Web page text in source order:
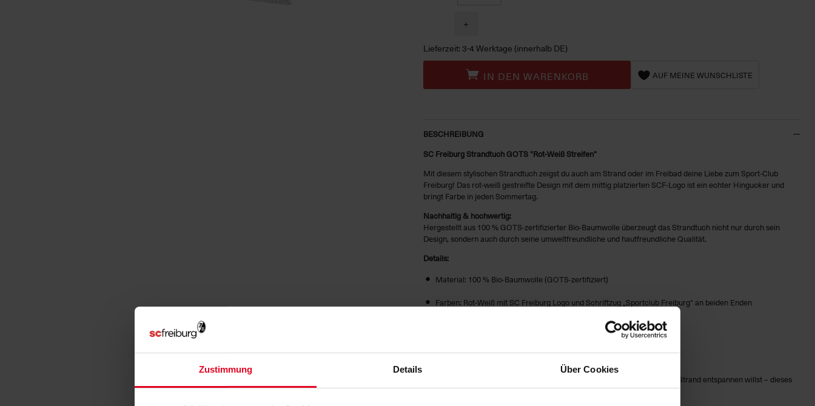
Zustimmung Details Über Cookies
+
Lieferzeit: 3-4 Werktage (innerhalb DE)
IN DEN WARENKORB AUF MEINE WUNSCHLISTE
BESCHREIBUNG
SC Freiburg Strandtuch GOTS "Rot-Weiß Streifen"
Mit diesem stylischen Strandtuch zeigst du auch am Strand oder im Freibad deine Liebe zum Sport-Club
Freiburg! Das rot-weiß gestreifte Design mit dem mittig platzierten SCF-Logo ist ein echter Hingucker und
bringt Farbe in jeden Sommertag.
Nachhaltig & hochwertig:
Hergestellt aus 100 % GOTS-zertifizierter Bio-Baumwolle überzeugt das Strandtuch nicht nur durch sein
Design, sondern auch durch seine umweltfreundliche und hautfreundliche Qualität.
Details:
Material: 100 % Bio-Baumwolle (GOTS-zertifiziert)
Farben: Rot-Weiß mit SC Freiburg Logo und Schriftzug „Sportclub Freiburg“ an beiden Enden
Ob du dich nach dem Schwimmen abtrocknen oder einfach nur stilvoll am Strand entspannen willst – dieses
Strandtuch vereint Fanliebe und Komfort auf höchstem Niveau.